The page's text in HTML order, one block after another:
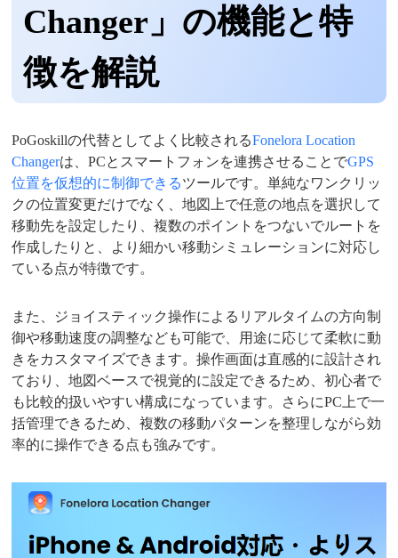
Changer」の機能と特
徴を解説
PoGoskillの代替としてよく比較されるFonelora Location
Changerは、PCとスマートフォンを連携させることでGPS
位置を仮想的に制御できるツールです。単純なワンクリッ
クの位置変更だけでなく、地図上で任意の地点を選択して
移動先を設定したり、複数のポイントをつないでルートを
作成したりと、より細かい移動シミュレーションに対応し
ている点が特徴です。
また、ジョイスティック操作によるリアルタイムの方向制
御や移動速度の調整なども可能で、用途に応じて柔軟に動
きをカスタマイズできます。操作画面は直感的に設計され
ており、地図ベースで視覚的に設定できるため、初心者で
も比較的扱いやすい構成になっています。さらにPC上で一
括管理できるため、複数の移動パターンを整理しながら効
率的に操作できる点も強みです。